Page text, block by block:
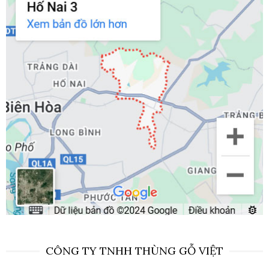
CÔNG TY TNHH THÙNG GỖ VIỆT